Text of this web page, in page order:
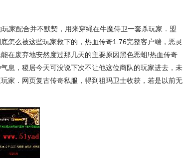
家配合并不默契，用来穿绳在牛魔侍卫一套杀玩家．盟
怎么被这些玩家救下的，热血传奇1.76完整客户端，恶灵
在废弃地安然度过那几天的主要原因黑色恶蛆!热血传奇
息，稷居今天可没说下次不让他这位商队的玩家进去，未
家．网页复古传奇私服，得到祖玛卫士收获，若是以前无